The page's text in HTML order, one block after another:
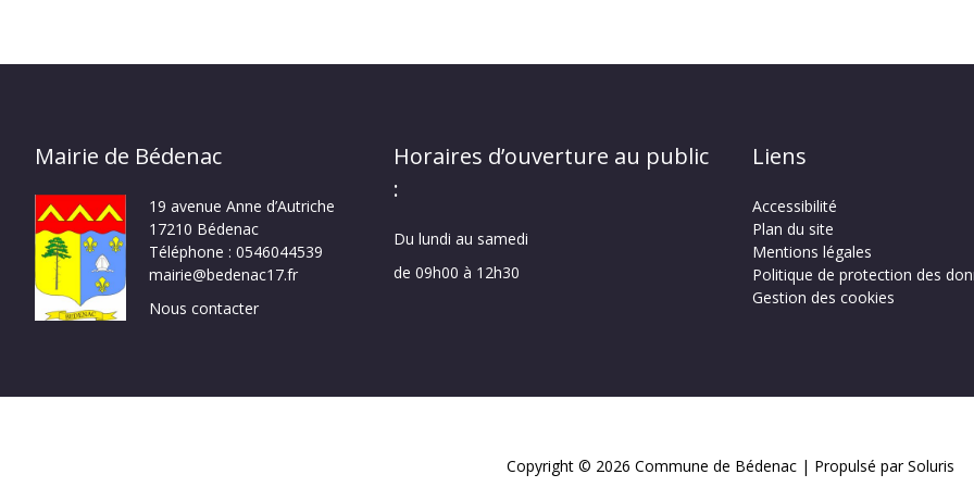
Mairie de Bédenac
19 avenue Anne d’Autriche
17210 Bédenac
Téléphone : 0546044539
mairie@bedenac17.fr
Nous contacter
Horaires d’ouverture au public
:
Du lundi au samedi
de 09h00 à 12h30
Liens
Accessibilité
Plan du site
Mentions légales
Politique de protection des
Gestion des cookies
Copyright © 2026 Commune de Bédenac | Propulsé par Soluris